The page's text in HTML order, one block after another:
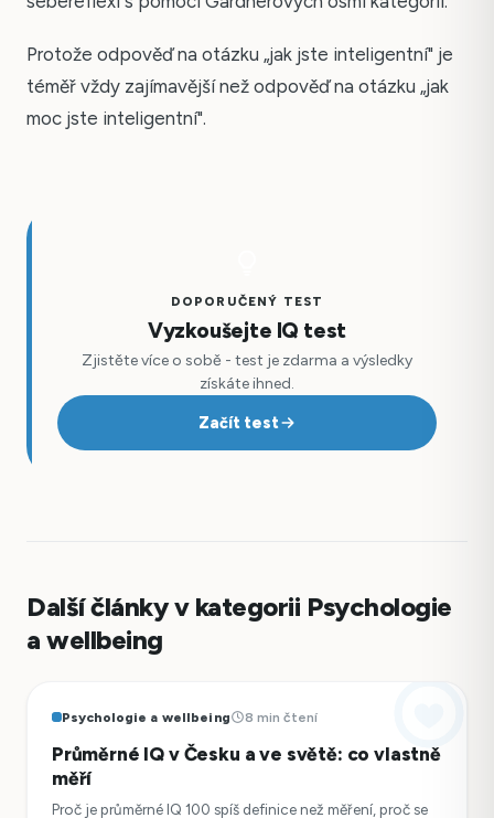
Protože odpověď na otázku „jak jste inteligentní" je
téměř vždy zajímavější než odpověď na otázku „jak
moc jste inteligentní".
DOPORUČENÝ TEST
Vyzkoušejte IQ test
Zjistěte více o sobě - test je zdarma a výsledky
získáte ihned.
Začít test
Další články v kategorii Psychologie
a wellbeing
Psychologie a wellbeing 8 min čtení
Průměrné IQ v Česku a ve světě: co vlastně
měří
Proč je průměrné IQ 100 spíš definice než měření, proč se